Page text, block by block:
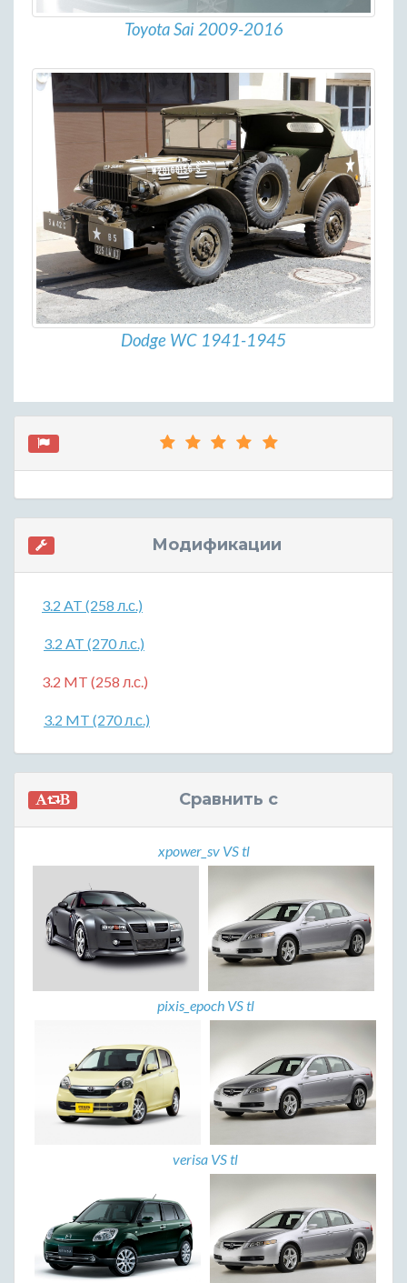
Toyota Sai 2009-2016
Dodge WC 1941-1945
Модификации
3.2 AT (258 л.с.)
3.2 AT (270 л.с.)
3.2 MT (258 л.с.)
3.2 MT (270 л.с.)
Сравнить с
xpower_sv VS tl
pixis_epoch VS tl
verisa VS tl